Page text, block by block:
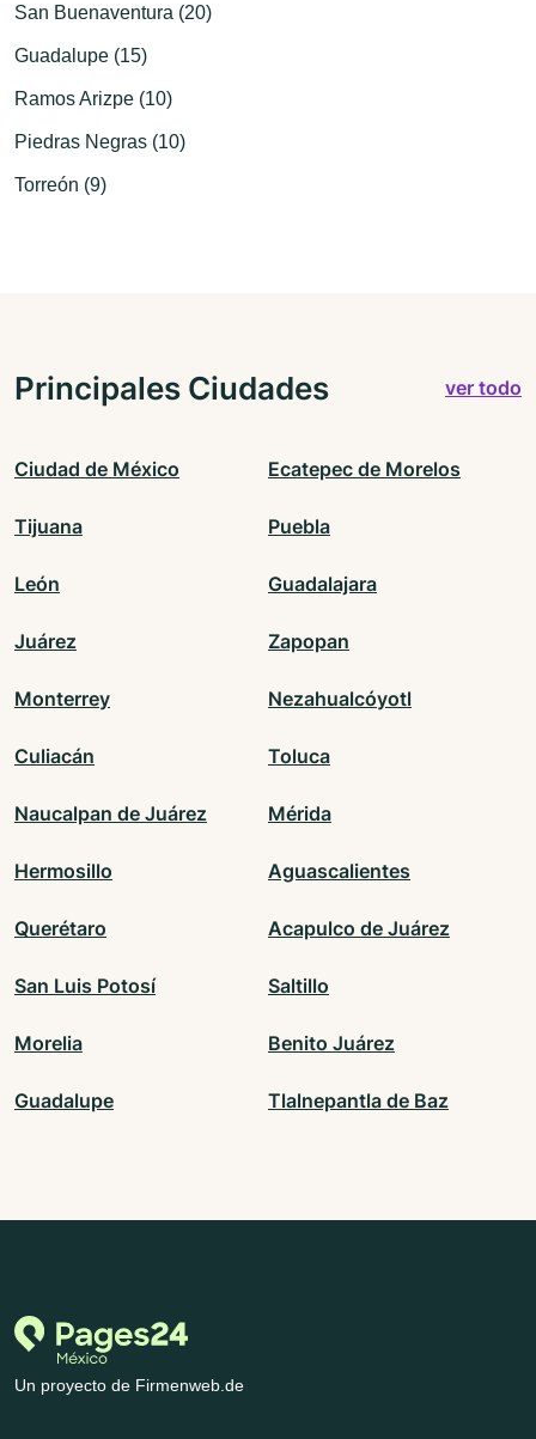
San Buenaventura (20)
Guadalupe (15)
Ramos Arizpe (10)
Piedras Negras (10)
Torreón (9)
Principales Ciudades ver todo
Ciudad de México Ecatepec de Morelos
Tijuana Puebla
León Guadalajara
Juárez Zapopan
Monterrey Nezahualcóyotl
Culiacán Toluca
Naucalpan de Juárez Mérida
Hermosillo Aguascalientes
Querétaro Acapulco de Juárez
San Luis Potosí Saltillo
Morelia Benito Juárez
Guadalupe Tlalnepantla de Baz
Un proyecto de Firmenweb.de